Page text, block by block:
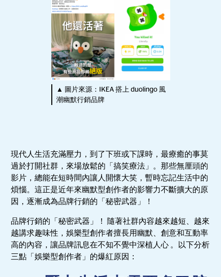
▲ 圖片來源：IKEA 搭上 duolingo 風
潮幽默行銷品牌
現代人生活充滿壓力，到了下班或下課時，最療癒的事莫
過於打開社群，來場放鬆的「搞笑療法」。那些無厘頭的
影片，總能在短時間內讓人開懷大笑，暫時忘記生活中的
煩惱。這正是近年來幽默型創作者的影響力不斷擴大的原
因，逐漸成為品牌行銷的「秘密武器」！
品牌行銷的「秘密武器」！ 隨著社群內容越來越短、越來
越講求趣味性，娛樂型創作者擅長用幽默、創意和互動率
高的內容，讓品牌訊息在不知不覺中深植人心 。以下分析
三點「娛樂型創作者」的爆紅原因：